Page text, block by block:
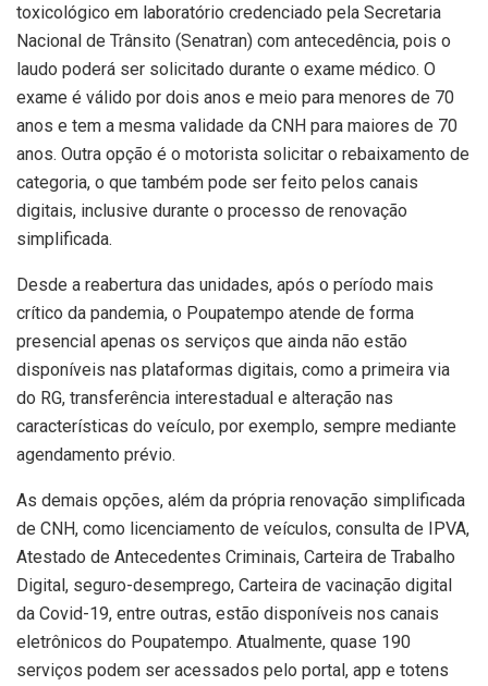
toxicológico em laboratório credenciado pela Secretaria
Nacional de Trânsito (Senatran) com antecedência, pois o
laudo poderá ser solicitado durante o exame médico. O
exame é válido por dois anos e meio para menores de 70
anos e tem a mesma validade da CNH para maiores de 70
anos. Outra opção é o motorista solicitar o rebaixamento de
categoria, o que também pode ser feito pelos canais
digitais, inclusive durante o processo de renovação
simplificada.
Desde a reabertura das unidades, após o período mais
crítico da pandemia, o Poupatempo atende de forma
presencial apenas os serviços que ainda não estão
disponíveis nas plataformas digitais, como a primeira via
do RG, transferência interestadual e alteração nas
características do veículo, por exemplo, sempre mediante
agendamento prévio.
As demais opções, além da própria renovação simplificada
de CNH, como licenciamento de veículos, consulta de IPVA,
Atestado de Antecedentes Criminais, Carteira de Trabalho
Digital, seguro-desemprego, Carteira de vacinação digital
da Covid-19, entre outras, estão disponíveis nos canais
eletrônicos do Poupatempo. Atualmente, quase 190
serviços podem ser acessados pelo portal, app e totens